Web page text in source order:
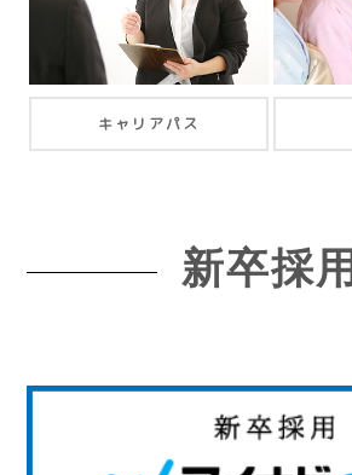
キャリアパス
新卒採用